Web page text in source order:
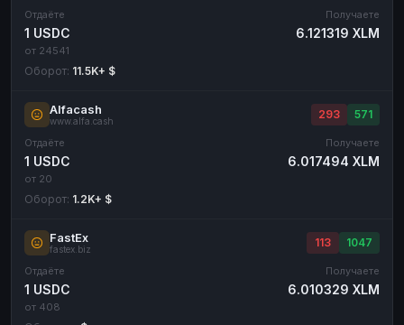
Отдаёте
1 USDC
от 24541
Получаете
6.121319 XLM
Оборот: 11.5K+ $
Alfacash
www.alfa.cash
293 571
Отдаёте
1 USDC
от 20
Получаете
6.017494 XLM
Оборот: 1.2K+ $
FastEx
fastex.biz
113 1047
Отдаёте
1 USDC
от 408
Получаете
6.010329 XLM